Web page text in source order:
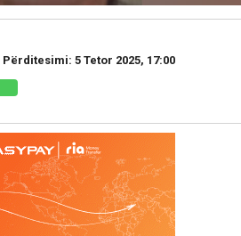
Përditesimi: 5 Tetor 2025, 17:00